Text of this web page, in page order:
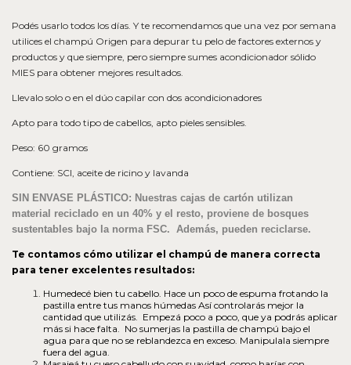
Podés usarlo todos los días. Y te recomendamos que una vez por semana
utilices el champú Origen para depurar tu pelo de factores externos y
productos y que siempre, pero siempre sumes acondicionador sólido
MIES para obtener mejores resultados.
Llevalo solo o en el dúo capilar con dos acondicionadores
Apto para todo tipo de cabellos, apto pieles sensibles.
Peso: 60 gramos
Contiene: SCI, aceite de ricino y lavanda
SIN ENVASE PLÁSTICO: Nuestras cajas de cartón utilizan
material reciclado en un 40% y el resto, proviene de bosques
sustentables bajo la norma FSC. Además, pueden reciclarse.
Te contamos cómo utilizar el champú de manera correcta
para tener excelentes resultados:
Humedecé bien tu cabello. Hace un poco de espuma frotando la
pastilla entre tus manos húmedas Así controlarás mejor la
cantidad que utilizás. Empezá poco a poco, que ya podrás aplicar
más si hace falta. No sumerjas la pastilla de champú bajo el
agua para que no se reblandezca en exceso. Manipulala siempre
fuera del agua.